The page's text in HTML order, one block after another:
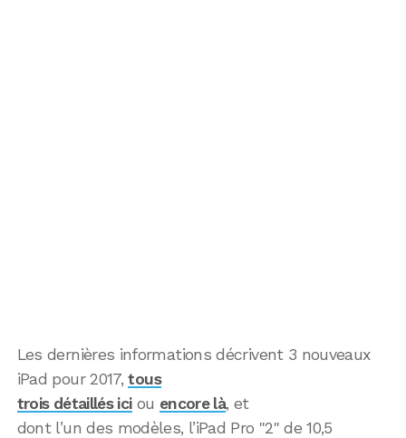
Les dernières informations décrivent 3 nouveaux
iPad pour 2017,tous
trois détaillés iciou encore là, et
dont l’un des modèles, l’iPad Pro "2" de 10,5